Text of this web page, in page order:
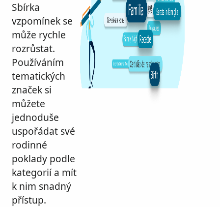
Sbírka
vzpomínek se
může rychle
rozrůstat.
Používáním
tematických
značek si
můžete
jednoduše
uspořádat své
rodinné
poklady podle
kategorií a mít
k nim snadný
přístup.